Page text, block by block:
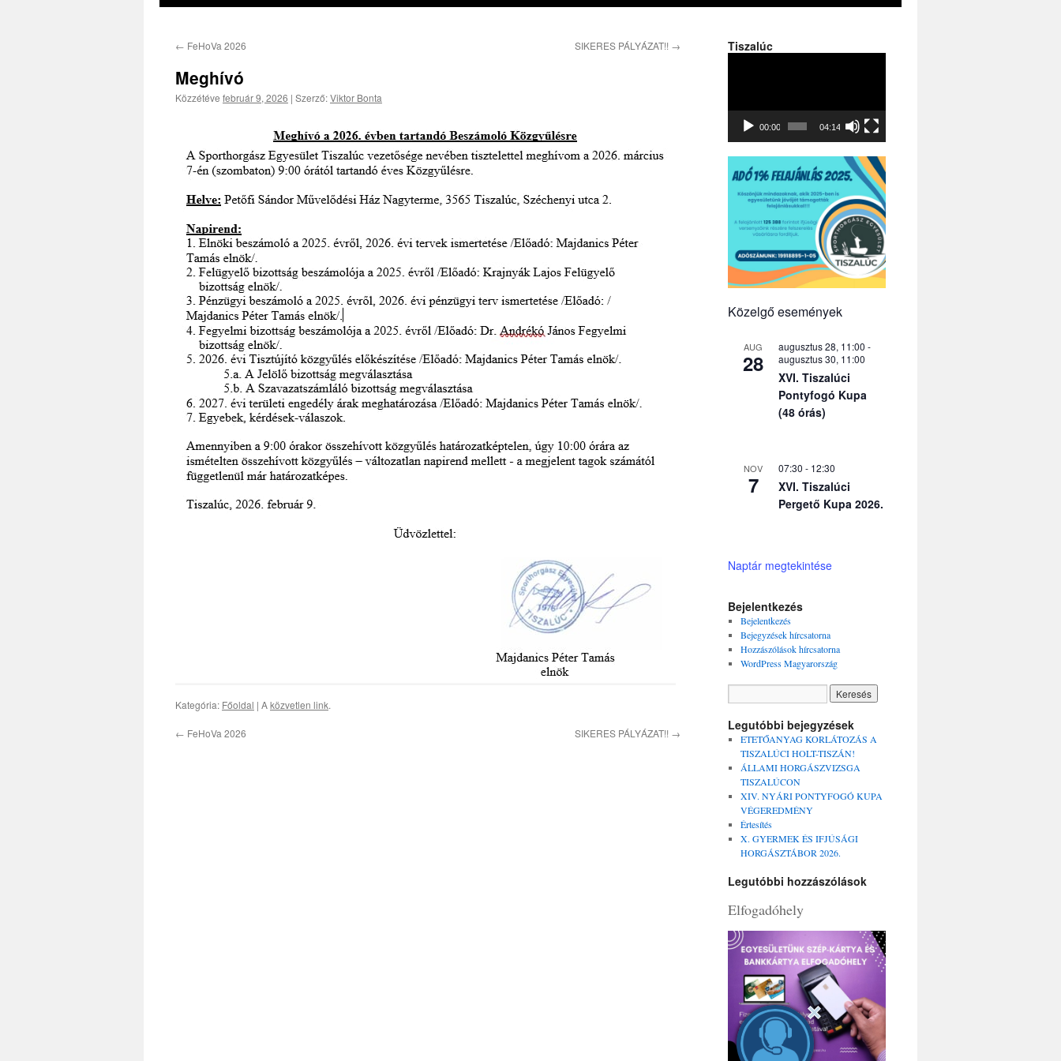
← FeHoVa 2026 SIKERES PÁLYÁZAT!! →
Meghívó
Közzétéve február 9, 2026 | Szerző:Viktor Bonta
Kategória: Főoldal | Aközvetlen link.
← FeHoVa 2026 SIKERES PÁLYÁZAT!! →
Tiszalúc
00:00 04:14
Közelgő események
AUG
28
augusztus 28, 11:00 -
augusztus 30, 11:00
XVI. Tiszalúci
Pontyfogó Kupa
(48 órás)
NOV
7
07:30 - 12:30
XVI. Tiszalúci
Pergető Kupa 2026.
Naptár megtekintése
Bejelentkezés
Bejelentkezés
Bejegyzések hírcsatorna
Hozzászólások hírcsatorna
WordPress Magyarország
Legutóbbi bejegyzések
ETETŐANYAG KORLÁTOZÁS A
TISZALÚCI HOLT-TISZÁN!
ÁLLAMI HORGÁSZVIZSGA
TISZALÚCON
XIV. NYÁRI PONTYFOGÓ KUPA
VÉGEREDMÉNY
Értesítés
X. GYERMEK ÉS IFJÚSÁGI
HORGÁSZTÁBOR 2026.
Legutóbbi hozzászólások
Elfogadóhely